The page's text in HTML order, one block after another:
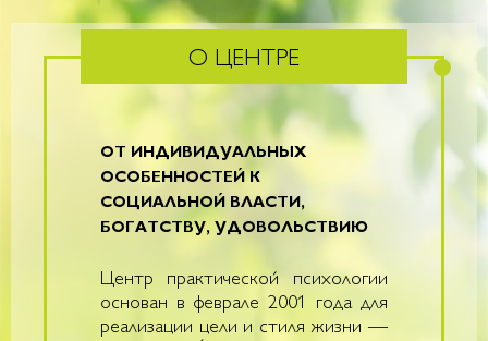
О ЦЕНТРЕ
ОТ ИНДИВИДУАЛЬНЫХ
ОСОБЕННОСТЕЙ К
СОЦИАЛЬНОЙ ВЛАСТИ,
БОГАТСТВУ, УДОВОЛЬСТВИЮ
Центр практической психологии
основан в феврале 2001 года для
реализации цели и стиля жизни —